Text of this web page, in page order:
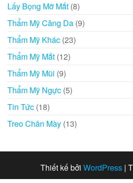
Lấy Bọng Mỡ Mắt (8)
Thẩm Mỹ Căng Da (9)
Thẩm Mỹ Khác (23)
Thẩm Mỹ Mắt (12)
Thẩm Mỹ Mũi (9)
Thẩm Mỹ Ngực (5)
Tin Tức (18)
Treo Chân Mày (13)
Thiết kế bởi WordPress |